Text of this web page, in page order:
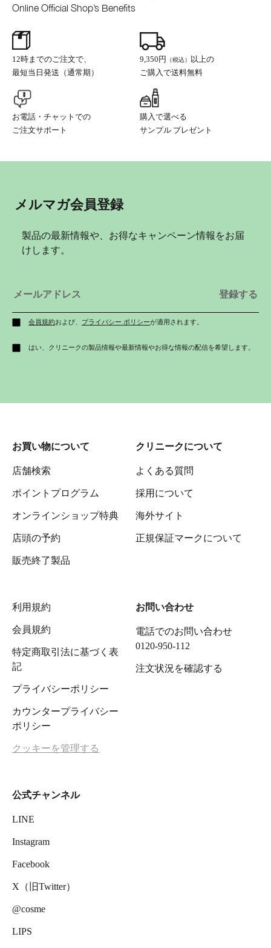
Online Official Shop’s Benefits
12時までのご注文で、
最短当日発送（通常期）
9,350円 （税込）
以上の
ご購入で送料無料
お電話・チャットでの
ご注文サポート
購入で選べる
サンプル プレゼント
メルマガ会員登録
製品の最新情報や、お得なキャンペーン情報をお届
けします。
会員規約および、 プライバシー ポリシーが適用されます。
はい、クリニークの製品情報や最新情報やお得な情報の配信を希望します。
お買い物について
店舗検索
ポイントプログラム
オンラインショップ特典
店頭の予約
販売終了製品
クリニークについて
よくある質問
採用について
海外サイト
正規保証マークについて
利用規約
会員規約
特定商取引法に基づく表
記
プライバシーポリシー
カウンタープライバシー
ポリシー
クッキーを管理する
お問い合わせ
電話でのお問い合わせ
0120-950-112
注文状況を確認する
公式チャンネル
LINE
Instagram
Facebook
X（旧Twitter）
@cosme
LIPS